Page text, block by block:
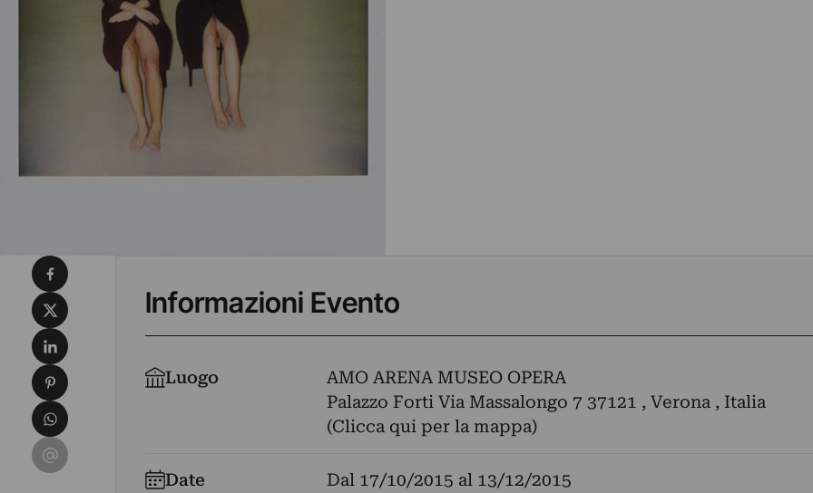
Informazioni Evento
Luogo
AMO ARENA MUSEO OPERA
Palazzo Forti Via Massalongo 7 37121 , Verona , Italia
(Clicca qui per la mappa)
Date Dal 17/10/2015 al 13/12/2015
Condividi su Facebook
Condividi su X
Condividi su LinkedIn
Condividi su Pinterest
Condividi su WhatsApp
Condividi su Email